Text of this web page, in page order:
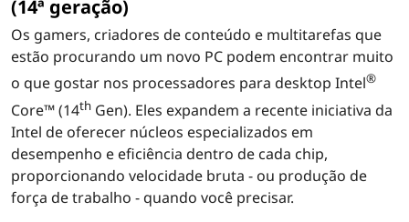
(14ª geração)
Os gamers, criadores de conteúdo e multitarefas que
estão procurando um novo PC podem encontrar muito
o que gostar nos processadores para desktop Intel®
Core™ (14th Gen). Eles expandem a recente iniciativa da
Intel de oferecer núcleos especializados em
desempenho e eficiência dentro de cada chip,
proporcionando velocidade bruta - ou produção de
força de trabalho - quando você precisar.